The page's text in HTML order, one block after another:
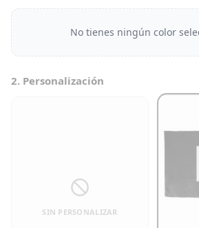
No tienes ningún color
2. Personalización
SIN PERSONALIZAR